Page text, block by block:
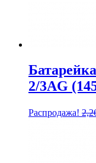
2/3AG
Распродажа!